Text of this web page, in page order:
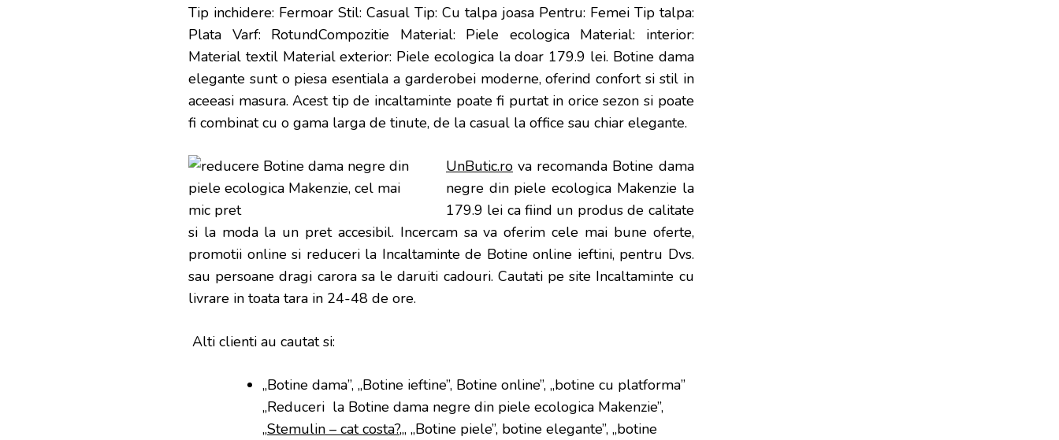
Tip inchidere: Fermoar Stil: Casual Tip: Cu talpa joasa Pentru: Femei Tip talpa:
Plata Varf: RotundCompozitie Material: Piele ecologica Material: interior:
Material textil Material exterior: Piele ecologica la doar 179.9 lei. Botine dama
elegante sunt o piesa esentiala a garderobei moderne, oferind confort si stil in
aceeasi masura. Acest tip de incaltaminte poate fi purtat in orice sezon si poate
fi combinat cu o gama larga de tinute, de la casual la office sau chiar elegante.
UnButic.ro va recomanda Botine dama
negre din piele ecologica Makenzie la
179.9 lei ca fiind un produs de calitate
si la moda la un pret accesibil. Incercam sa va oferim cele mai bune oferte,
promotii online si reduceri la Incaltaminte de Botine online ieftini, pentru Dvs.
sau persoane dragi carora sa le daruiti cadouri. Cautati pe site Incaltaminte cu
livrare in toata tara in 24-48 de ore.
Alti clienti au cautat si:
„Botine dama”, „Botine ieftine”, Botine online”, „botine cu platforma”
„Reduceri la Botine dama negre din piele ecologica Makenzie”,
„Stemulin – cat costa?„, „Botine piele”, botine elegante”, „botine